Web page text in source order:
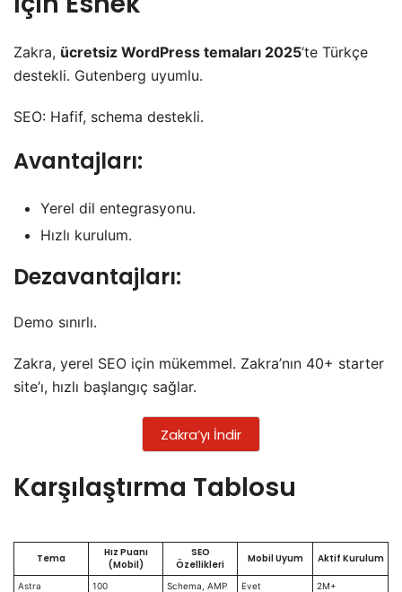
Zakra, ücretsiz WordPress temaları 2025’te Türkçe
destekli. Gutenberg uyumlu.
SEO: Hafif, schema destekli.
Avantajları:
Yerel dil entegrasyonu.
Hızlı kurulum.
Dezavantajları:
Demo sınırlı.
Zakra, yerel SEO için mükemmel. Zakra’nın 40+ starter
site’ı, hızlı başlangıç sağlar.
Zakra’yı İndir
Karşılaştırma Tablosu
Tema
Hız Puanı
(Mobil)
SEO
Özellikleri
Mobil Uyum Aktif Kurulum
Astra 100 Schema, AMP Evet
2M+